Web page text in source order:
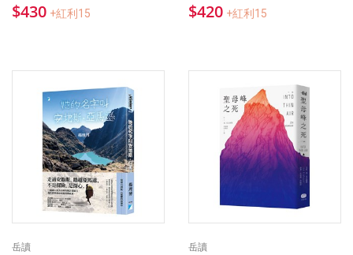
$430 +紅利15 $420 +紅利15
岳讀 岳讀